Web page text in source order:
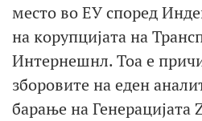
место во ЕУ според
на корупцијата на
Интернешнл. Тоа е
зборовите на еден
барање на Генерацијата